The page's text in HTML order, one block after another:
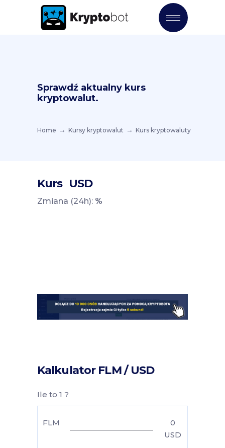
Sprawdź aktualny kurs
kryptowalut.
Home Kursy kryptowalut Kurs kryptowaluty
Kurs USD
Zmiana (24h): %
Kalkulator FLM / USD
Ile to 1 ?
FLM
0
USD